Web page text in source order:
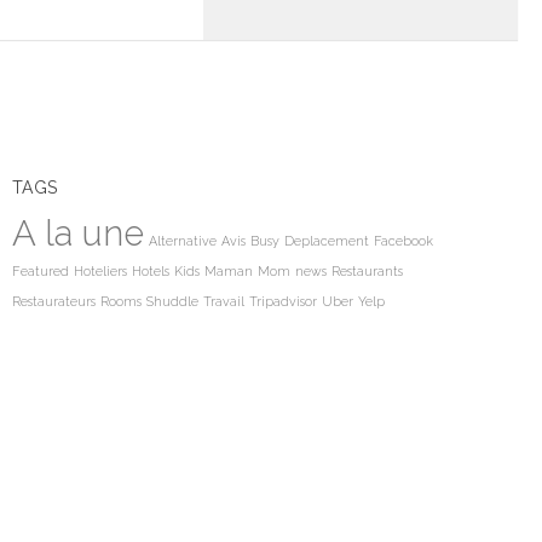
TAGS
A la une Alternative Avis Busy Deplacement Facebook
Featured Hoteliers Hotels Kids Maman Mom news Restaurants
Restaurateurs Rooms Shuddle Travail Tripadvisor Uber Yelp